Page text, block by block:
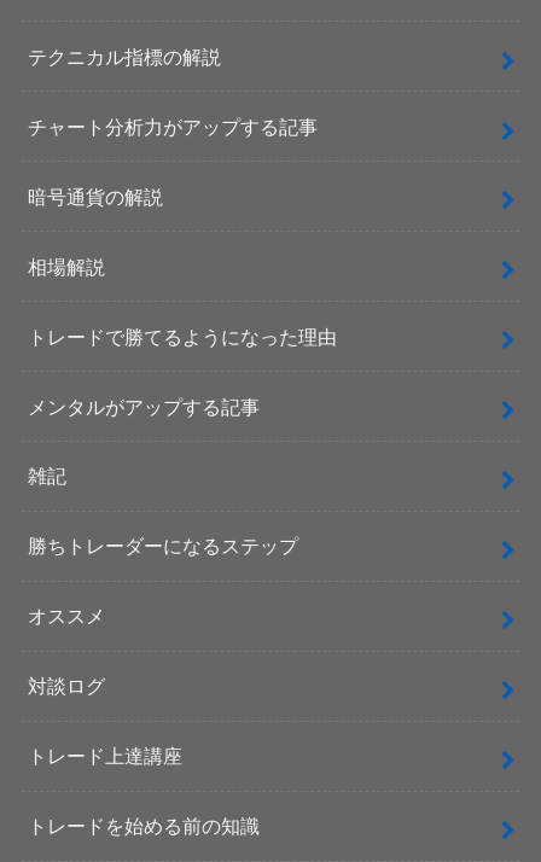
テクニカル指標の解説
チャート分析力がアップする記事
暗号通貨の解説
相場解説
トレードで勝てるようになった理由
メンタルがアップする記事
雑記
勝ちトレーダーになるステップ
オススメ
対談ログ
トレード上達講座
トレードを始める前の知識